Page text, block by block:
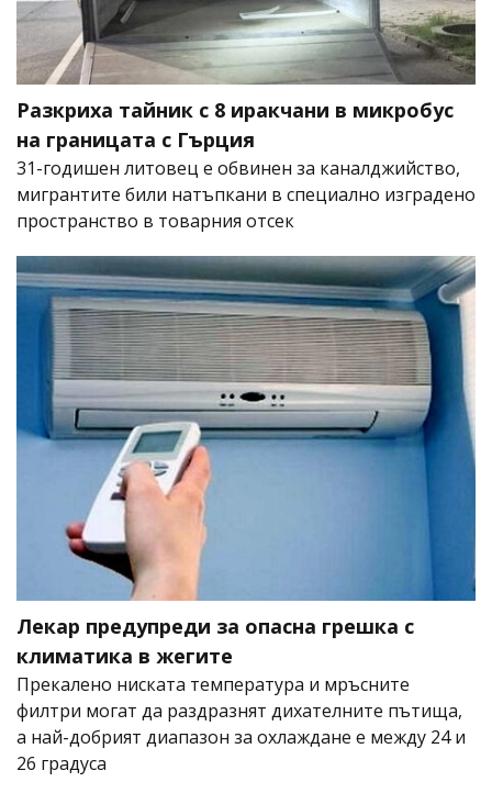
Разкриха тайник с 8 иракчани в микробус
на границата с Гърция
31-годишен литовец е обвинен за каналджийство,
мигрантите били натъпкани в специално изградено
пространство в товарния отсек
Лекар предупреди за опасна грешка с
климатика в жегите
Прекалено ниската температура и мръсните
филтри могат да раздразнят дихателните пътища,
а най-добрият диапазон за охлаждане е между 24 и
26 градуса